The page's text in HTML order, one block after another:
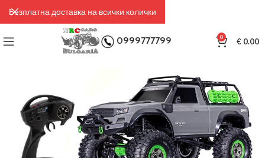
0999777799 0 €0.00
Безплатна доставка на всички колички